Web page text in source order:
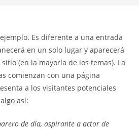
Es diferente a una entrada
en un solo lugar y aparecerá
(en la mayoría de los temas). La
comienzan con una página
a los visitantes potenciales
así:
de día, aspirante a actor de